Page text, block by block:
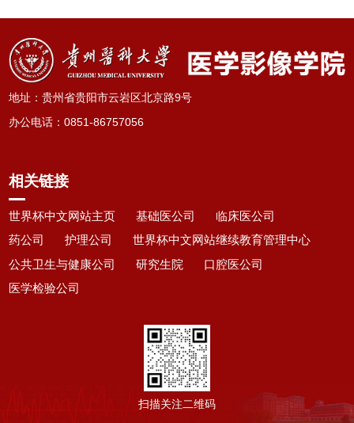
地址：贵州省贵阳市云岩区北京路9号
办公电话 ：0851-86757056
相关链接
世界杯中文网站主页 基础医公司
临床医公司
药公司
护理公司
世界杯中文网站继续教育管理中心
公共卫生与健康公司
研究生院
口腔医公司
医学检验公司
扫描关注二维码